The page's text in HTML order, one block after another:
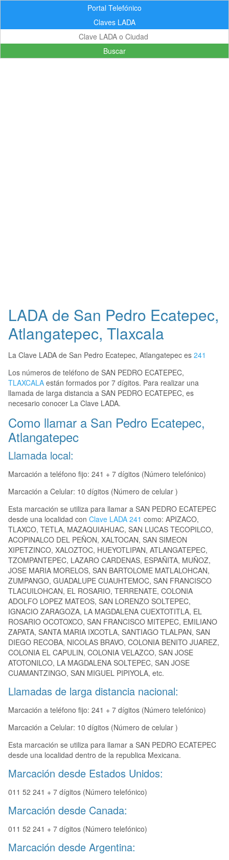
Portal Telefónico
Claves LADA
Buscar
LADA de San Pedro Ecatepec,
Atlangatepec, Tlaxcala
La Clave LADA de San Pedro Ecatepec, Atlangatepec es 241
Los números de teléfono de SAN PEDRO ECATEPEC,
TLAXCALA están formados por 7 dígitos. Para realizar una
llamada de larga distancia a SAN PEDRO ECATEPEC, es
necesario conocer La Clave LADA.
Como llamar a San Pedro Ecatepec,
Atlangatepec
Llamada local:
Marcación a teléfono fijo: 241 + 7 dígitos (Número telefónico)
Marcación a Celular: 10 dígitos (Número de celular )
Esta marcación se utiliza para llamar a SAN PEDRO ECATEPEC
desde una localidad con Clave LADA 241 como: APIZACO,
TLAXCO, TETLA, MAZAQUIAHUAC, SAN LUCAS TECOPILCO,
ACOPINALCO DEL PEÑON, XALTOCAN, SAN SIMEON
XIPETZINCO, XALOZTOC, HUEYOTLIPAN, ATLANGATEPEC,
TZOMPANTEPEC, LAZARO CARDENAS, ESPAÑITA, MUÑOZ,
JOSE MARIA MORELOS, SAN BARTOLOME MATLALOHCAN,
ZUMPANGO, GUADALUPE CUAUHTEMOC, SAN FRANCISCO
TLACUILOHCAN, EL ROSARIO, TERRENATE, COLONIA
ADOLFO LOPEZ MATEOS, SAN LORENZO SOLTEPEC,
IGNACIO ZARAGOZA, LA MAGDALENA CUEXTOTITLA, EL
ROSARIO OCOTOXCO, SAN FRANCISCO MITEPEC, EMILIANO
ZAPATA, SANTA MARIA IXCOTLA, SANTIAGO TLALPAN, SAN
DIEGO RECOBA, NICOLAS BRAVO, COLONIA BENITO JUAREZ,
COLONIA EL CAPULIN, COLONIA VELAZCO, SAN JOSE
ATOTONILCO, LA MAGDALENA SOLTEPEC, SAN JOSE
CUAMANTZINGO, SAN MIGUEL PIPIYOLA, etc.
Llamadas de larga distancia nacional:
Marcación a teléfono fijo: 241 + 7 dígitos (Número telefónico)
Marcación a Celular: 10 dígitos (Número de celular )
Esta marcación se utiliza para llamar a SAN PEDRO ECATEPEC
desde una localidad dentro de la republica Mexicana.
Marcación desde Estados Unidos:
011 52 241 + 7 dígitos (Número telefónico)
Marcación desde Canada:
011 52 241 + 7 dígitos (Número telefónico)
Marcación desde Argentina: